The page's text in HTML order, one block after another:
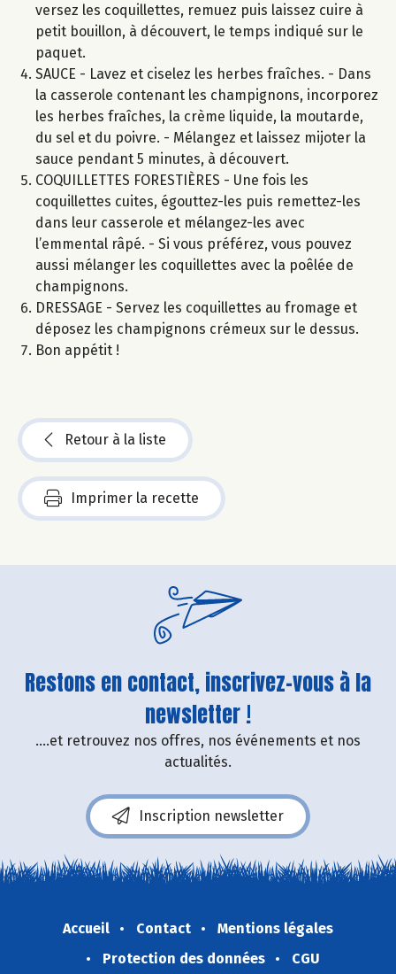
versez les coquillettes, remuez puis laissez cuire à
petit bouillon, à découvert, le temps indiqué sur le
paquet.
SAUCE - Lavez et ciselez les herbes fraîches. - Dans
la casserole contenant les champignons, incorporez
les herbes fraîches, la crème liquide, la moutarde,
du sel et du poivre. - Mélangez et laissez mijoter la
sauce pendant 5 minutes, à découvert.
COQUILLETTES FORESTIÈRES - Une fois les
coquillettes cuites, égouttez-les puis remettez-les
dans leur casserole et mélangez-les avec
l’emmental râpé. - Si vous préférez, vous pouvez
aussi mélanger les coquillettes avec la poêlée de
champignons.
DRESSAGE - Servez les coquillettes au fromage et
déposez les champignons crémeux sur le dessus.
Bon appétit !
Retour à la liste
Imprimer la recette
Restons en contact, inscrivez-vous à la
newsletter !
....et retrouvez nos offres, nos événements et nos
actualités.
Inscription newsletter
Accueil Contact
Mentions légales
Protection des données
CGU